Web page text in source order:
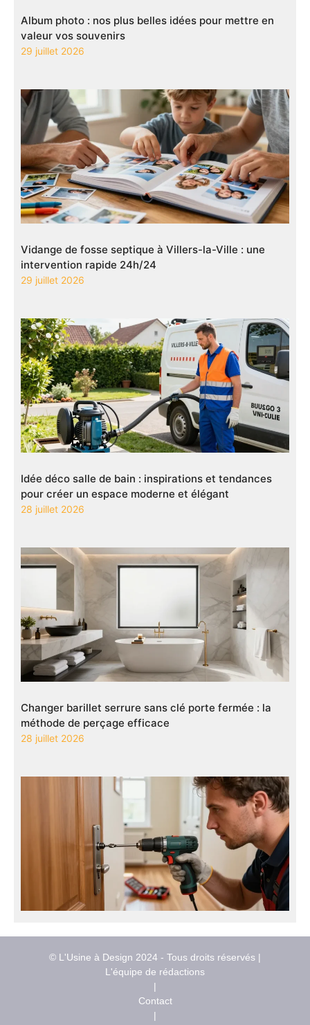
Album photo : nos plus belles idées pour mettre en
valeur vos souvenirs
29 juillet 2026
Vidange de fosse septique à Villers-la-Ville : une
intervention rapide 24h/24
29 juillet 2026
Idée déco salle de bain : inspirations et tendances
pour créer un espace moderne et élégant
28 juillet 2026
Changer barillet serrure sans clé porte fermée : la
méthode de perçage efficace
28 juillet 2026
© L'Usine à Design 2024 - Tous droits réservés |
L'équipe de rédactions
|
Contact
|